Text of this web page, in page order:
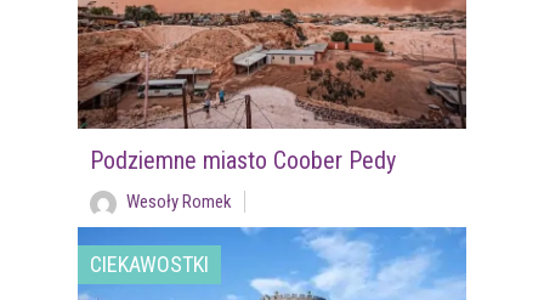
Podziemne miasto Coober Pedy
Wesoły Romek
CIEKAWOSTKI